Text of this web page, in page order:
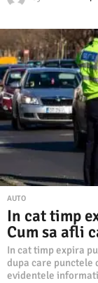
AUTO
In cat timp
Cum sa afli
In cat timp expira
dupa care punctele
evidentele